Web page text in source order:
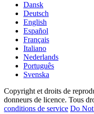
Dansk
Deutsch
English
Español
Français
Italiano
Nederlands
Português
Svenska
Copyright et droits de
donneurs de licence. Tous
conditions de service Do